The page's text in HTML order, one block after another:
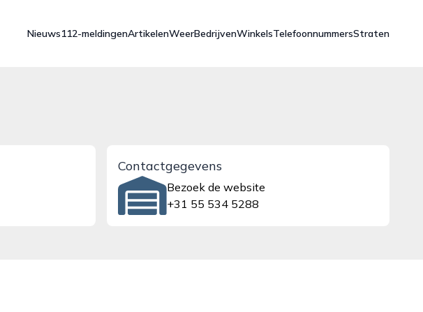
Nieuws112-meldingenArtikelenWeerBedrijvenWinkelsTelefoonnummersStraten
Contactgegevens
Bezoek de website
+31 55 534 5288